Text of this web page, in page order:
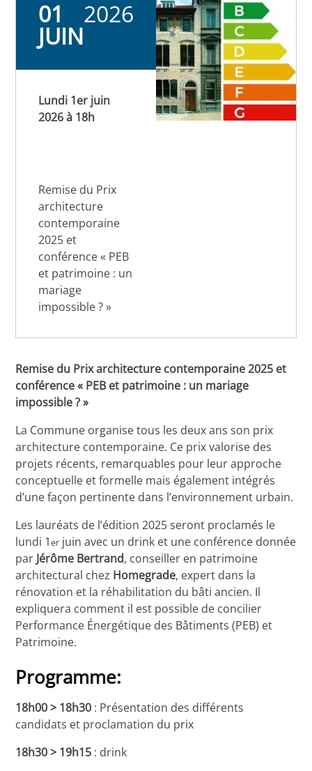
01
JUIN
2026
Lundi 1er juin
2026 à 18h
Remise du Prix
architecture
contemporaine
2025 et
conférence « PEB
et patrimoine : un
mariage
impossible ? »
Remise du Prix architecture contemporaine 2025 et
conférence « PEB et patrimoine : un mariage
impossible ? »
La Commune organise tous les deux ans son prix
architecture contemporaine. Ce prix valorise des
projets récents, remarquables pour leur approche
conceptuelle et formelle mais également intégrés
d’une façon pertinente dans l’environnement urbain.
Les lauréats de l’édition 2025 seront proclamés le
lundi 1er juin avec un drink et une conférence donnée
par Jérôme Bertrand, conseiller en patrimoine
architectural chez Homegrade, expert dans la
rénovation et la réhabilitation du bâti ancien. Il
expliquera comment il est possible de concilier
Performance Énergétique des Bâtiments (PEB) et
Patrimoine.
Programme:
18h00 > 18h30 : Présentation des différents
candidats et proclamation du prix
18h30 > 19h15 : drink